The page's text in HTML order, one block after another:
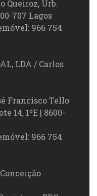
Queiroz, Urb.
707 Lagos
966 754
LDA / Carlos
Francisco Tello
14, 1ºE | 8600-
966 754